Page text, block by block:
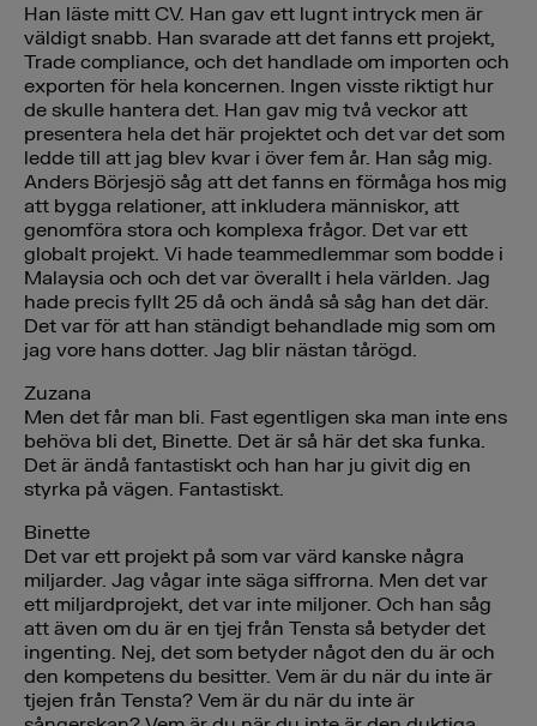
Han läste mitt CV. Han gav ett lugnt intryck men är
väldigt snabb. Han svarade att det fanns ett projekt,
Trade compliance, och det handlade om importen och
exporten för hela koncernen. Ingen visste riktigt hur
de skulle hantera det. Han gav mig två veckor att
presentera hela det här projektet och det var det som
ledde till att jag blev kvar i över fem år. Han såg mig.
Anders Börjesjö såg att det fanns en förmåga hos mig
att bygga relationer, att inkludera människor, att
genomföra stora och komplexa frågor. Det var ett
globalt projekt. Vi hade teammedlemmar som bodde i
Malaysia och och det var överallt i hela världen. Jag
hade precis fyllt 25 då och ändå så såg han det där.
Det var för att han ständigt behandlade mig som om
jag vore hans dotter. Jag blir nästan tårögd.
Zuzana
Men det får man bli. Fast egentligen ska man inte ens
behöva bli det, Binette. Det är så här det ska funka.
Det är ändå fantastiskt och han har ju givit dig en
styrka på vägen. Fantastiskt.
Binette
Det var ett projekt på som var värd kanske några
miljarder. Jag vågar inte säga siffrorna. Men det var
ett miljardprojekt, det var inte miljoner. Och han såg
att även om du är en tjej från Tensta så betyder det
ingenting. Nej, det som betyder något den du är och
den kompetens du besitter. Vem är du när du inte är
tjejen från Tensta? Vem är du när du inte är